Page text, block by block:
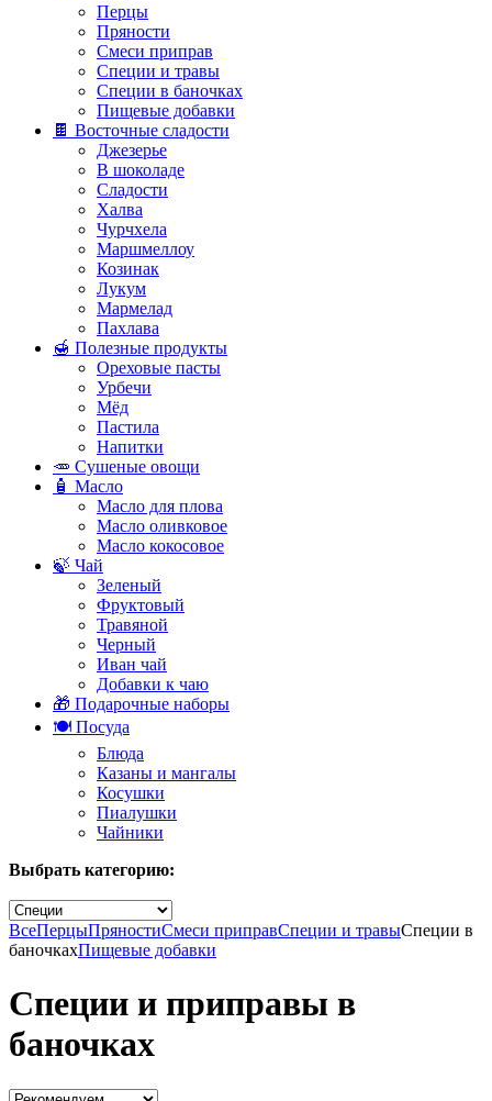
Перцы
Пряности
Смеси приправ
Специи и травы
Специи в баночках
Пищевые добавки
🍫 Восточные сладости
Джезерье
В шоколаде
Сладости
Халва
Чурчхела
Маршмеллоу
Козинак
Лукум
Мармелад
Пахлава
🍯 Полезные продукты
Ореховые пасты
Урбечи
Мёд
Пастила
Напитки
🥕 Сушеные овощи
🧴 Масло
Масло для плова
Масло оливковое
Масло кокосовое
🍃 Чай
Зеленый
Фруктовый
Травяной
Черный
Иван чай
Добавки к чаю
🎁 Подарочные наборы
🍽️ Посуда
Блюда
Казаны и мангалы
Косушки
Пиалушки
Чайники
Выбрать категорию:
ВсеПерцыПряностиСмеси приправСпеции и травыСпеции в
баночкахПищевые добавки
Специи и приправы в
баночках